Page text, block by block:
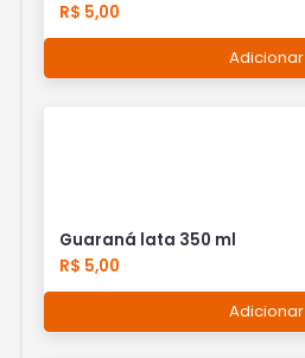
R$ 5,00
Adicionar
Guaraná lata 350 ml
R$ 5,00
Adicionar